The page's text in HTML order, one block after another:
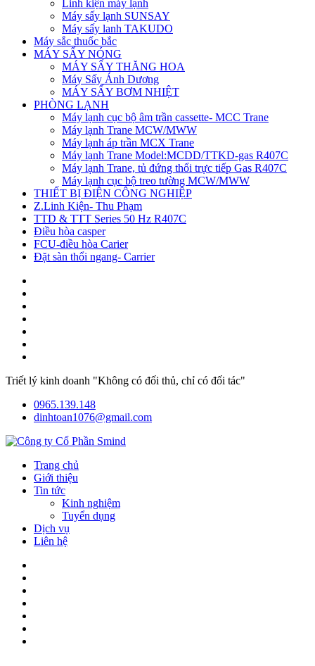
Linh kiện máy lạnh
Máy sấy lạnh SUNSAY
Máy sấy lanh TAKUDO
Máy sắc thuốc bắc
MÁY SẤY NÓNG
MÁY SẤY THĂNG HOA
Máy Sấy Ánh Dương
MÁY SẤY BƠM NHIỆT
PHÒNG LẠNH
Máy lạnh cục bộ âm trần cassette- MCC Trane
Máy lạnh Trane MCW/MWW
Máy lạnh áp trần MCX Trane
Máy lạnh Trane Model:MCDD/TTKD-gas R407C
Máy lạnh Trane, tủ đứng thổi trực tiếp Gas R407C
Máy lạnh cục bộ treo tường MCW/MWW
THIẾT BỊ ĐIỆN CÔNG NGHIỆP
Z.Linh Kiện- Thu Phạm
TTD & TTT Series 50 Hz R407C
Điều hòa casper
FCU-điều hòa Carier
Đặt sàn thổi ngang- Carrier
Triết lý kinh doanh "Không có đối thủ, chỉ có đối tác"
0965.139.148
dinhtoan1076@gmail.com
Trang chủ
Giới thiệu
Tin tức
Kinh nghiệm
Tuyển dụng
Dịch vụ
Liên hệ